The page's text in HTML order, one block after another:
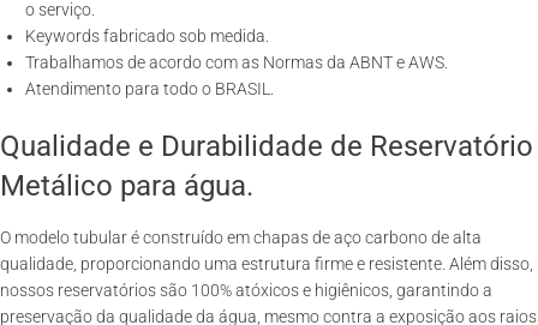
o serviço.
Keywords fabricado sob medida.
Trabalhamos de acordo com as Normas da ABNT e AWS.
Atendimento para todo o BRASIL.
Qualidade e Durabilidade de Reservatório
Metálico para água.
O modelo tubular é construído em chapas de aço carbono de alta
qualidade, proporcionando uma estrutura firme e resistente. Além disso,
nossos reservatórios são 100% atóxicos e higiênicos, garantindo a
preservação da qualidade da água, mesmo contra a exposição aos raios